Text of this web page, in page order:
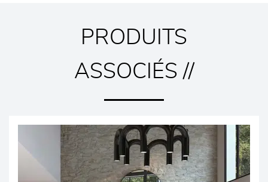
PRODUITS
ASSOCIÉS //